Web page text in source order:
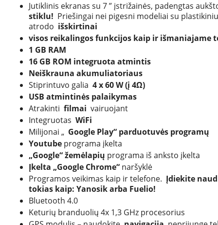
Jutiklinis ekranas su 7 ” įstrižainės, padengtas
stiklu! Priešingai nei pigesni modeliai su
atrodo išskirtinai
visos reikalingos funkcijos kaip ir išmaniajame
1 GB RAM
16 GB ROM integruota atmintis
Neiškrauna akumuliatoriaus
Stiprintuvo galia 4 x 60 W (į 4Ω)
USB atmintinės palaikymas
Atrakinti filmai vairuojant
Integruotas WiFi
Milijonai „ Google Play“ parduotuvės programų
Youtube programa įkelta
„Google“ žemėlapių programa iš anksto įkelta
Įkelta „Google Chrome“ naršyklė
Programos veikimas kaip ir telefone. Įdiekite
tokias kaip: Yanosik arba Fuelio!
Bluetooth 4.0
Keturių branduolių 4x 1,3 GHz procesorius